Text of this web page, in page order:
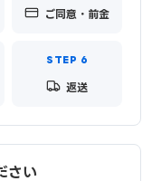
ご同意・前金
返送
さい